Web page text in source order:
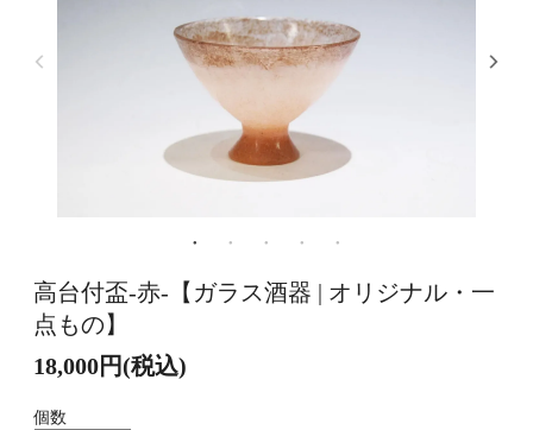
高台付盃-赤-【ガラス酒器 | オリジナル・一
点もの】
18,000円(税込)
個数